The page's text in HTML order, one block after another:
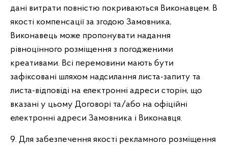
дані витрати повністю покриваються Виконавцем. В
якості компенсації за згодою Замовника,
Виконавець може пропонувати надання
рівноцінного розміщення з погодженими
креативами. Всі перемовини мають бути
зафіксовані шляхом надсилання листа-запиту та
листа-відповіді на електронні адреси сторін, що
вказані у цьому Договорі та/або на офіційні
електронні адреси Замовника і Виконавця.
9. Для забезпечення якості рекламного розміщення